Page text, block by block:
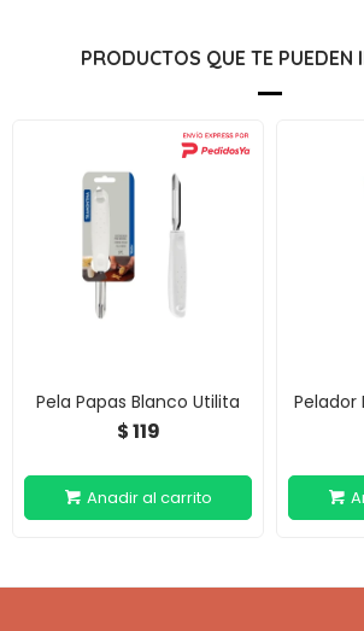
PRODUCTOS QUE TE PUEDEN
Pela Papas Blanco Utilita
$119
Pelador